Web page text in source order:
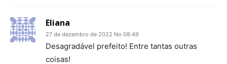
Eliana
27 de dezembro de 2022 No 08:49
Desagradável prefeito! Entre tantas outras
coisas!